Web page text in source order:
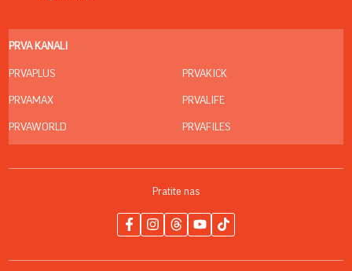
PRVA KANALI
PRVAPLUS
PRVAMAX
PRVAWORLD
PRVAKICK
PRVALIFE
PRVAFILES
Pratite nas